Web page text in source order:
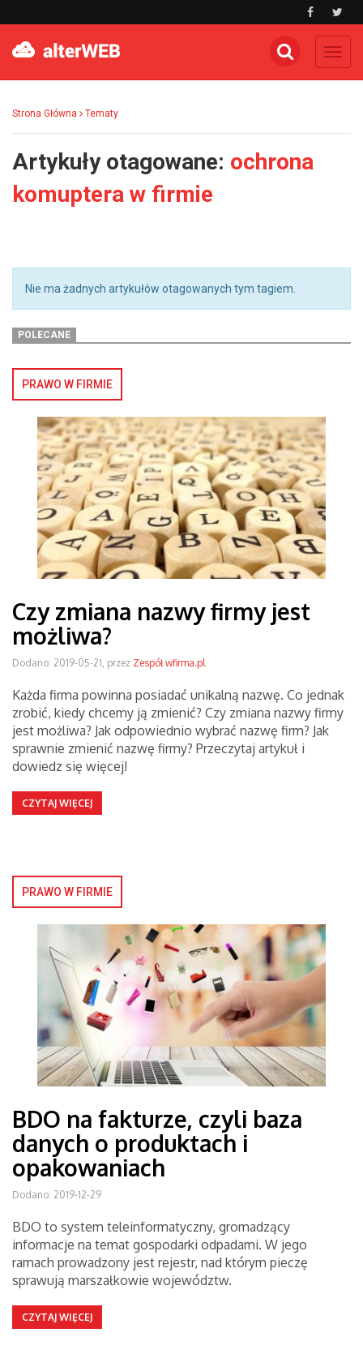
Strona Główna Tematy
Artykuły otagowane: ochrona
komuptera w firmie
Nie ma żadnych artykułów otagowanych tym tagiem.
POLECANE
PRAWO W FIRMIE
Czy zmiana nazwy firmy jest
możliwa?
Dodano: 2019-05-21, przez Zespół wfirma.pl
Każda firma powinna posiadać unikalną nazwę. Co jednak
zrobić, kiedy chcemy ją zmienić? Czy zmiana nazwy firmy
jest możliwa? Jak odpowiednio wybrać nazwę firm? Jak
sprawnie zmienić nazwę firmy? Przeczytaj artykuł i
dowiedz się więcej!
CZYTAJ WIĘCEJ
PRAWO W FIRMIE
BDO na fakturze, czyli baza
danych o produktach i
opakowaniach
Dodano: 2019-12-29
BDO to system teleinformatyczny, gromadzący
informacje na temat gospodarki odpadami. W jego
ramach prowadzony jest rejestr, nad którym pieczę
sprawują marszałkowie województw.
CZYTAJ WIĘCEJ